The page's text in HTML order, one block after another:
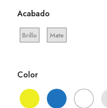
Acabado
Brillo Mate
Color